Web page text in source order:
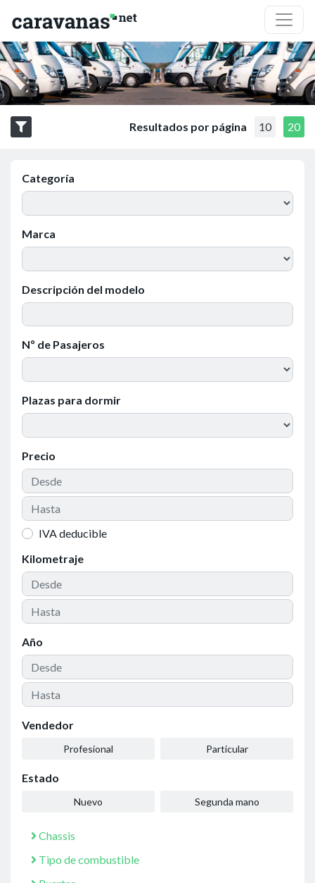
Resultados por página 10 20
Categoría
Marca
Descripción del modelo
Nº de Pasajeros
Plazas para dormir
Precio
IVA deducible
Kilometraje
Año
Vendedor
Profesional Particular
Estado
Nuevo Segunda mano
Chassis
Tipo de combustible